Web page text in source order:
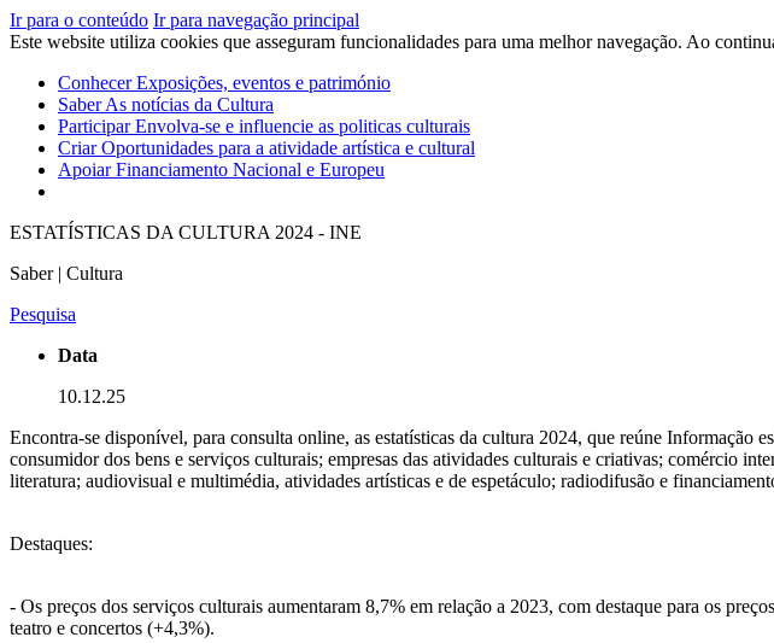
Ir para o conteúdo Ir para navegação principal
Este website utiliza cookies que asseguram funcionalidades para uma melhor navegação. Ao
ConhecerExposições, eventos e património
SaberAs notícias da Cultura
ParticiparEnvolva-se e influencie as politicas culturais
CriarOportunidades para a atividade artística e cultural
ApoiarFinanciamento Nacional e Europeu
ESTATÍSTICAS DA CULTURA 2024 - INE
Saber | Cultura
Pesquisa
Data
10.12.25
Encontra-se disponível, para consulta online, as estatísticas da cultura 2024, que reúne Informação
consumidor dos bens e serviços culturais; empresas das atividades culturais e criativas; comércio
literatura; audiovisual e multimédia, atividades artísticas e de espetáculo; radiodifusão e
Destaques:
- Os preços dos serviços culturais aumentaram 8,7% em relação a 2023, com destaque para os
teatro e concertos (+4,3%).